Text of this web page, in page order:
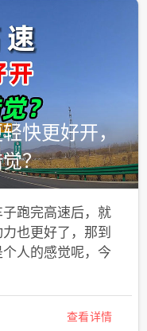
快更好开，
？
跑完高速后，就
也更好了，那到
人的感觉呢，今
查看详情